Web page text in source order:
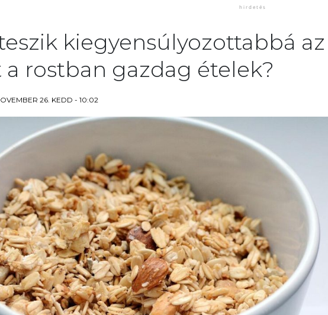
kiegyensúlyozottabbá az
rostban gazdag ételek?
26. KEDD - 10:02